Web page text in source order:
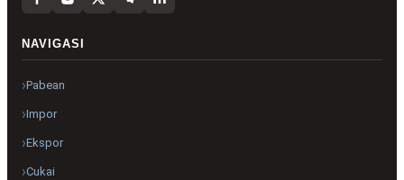
NAVIGASI
Pabean
Impor
Ekspor
Cukai